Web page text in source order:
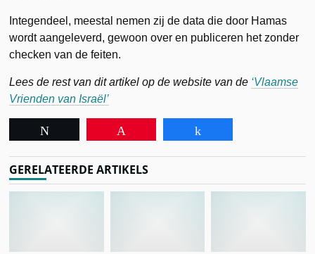
Integendeel, meestal nemen zij de data die door Hamas
wordt aangeleverd, gewoon over en publiceren het zonder
checken van de feiten.
Lees de rest van dit artikel op de website van de ‘Vlaamse
Vrienden van Israël’
GERELATEERDE ARTIKELS